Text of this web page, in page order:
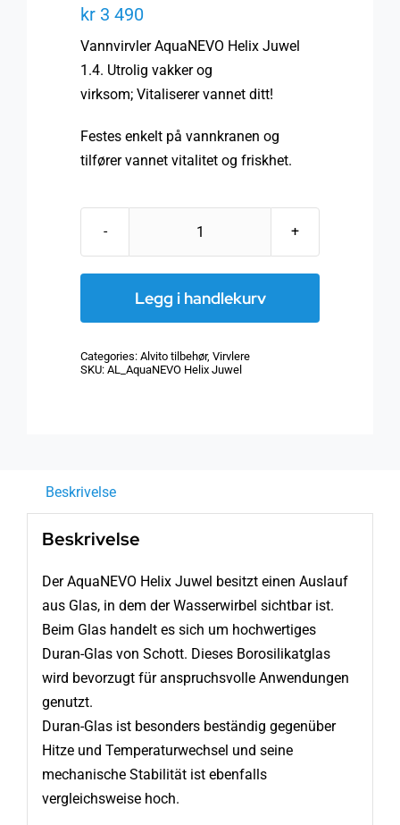
kr 3 490
Vannvirvler AquaNEVO Helix Juwel
1.4. Utrolig vakker og
virksom; Vitaliserer vannet ditt!
Festes enkelt på vannkranen og
tilfører vannet vitalitet og friskhet.
Vannvirvler
Helix
antall
Legg i handlekurv
Categories: Alvito tilbehør, Virvlere
SKU: AL_AquaNEVO Helix Juwel
Beskrivelse
Beskrivelse
Der AquaNEVO Helix Juwel besitzt einen Auslauf
aus Glas, in dem der Wasserwirbel sichtbar ist.
Beim Glas handelt es sich um hochwertiges
Duran-Glas von Schott. Dieses Borosilikatglas
wird bevorzugt für anspruchsvolle Anwendungen
genutzt.
Duran-Glas ist besonders beständig gegenüber
Hitze und Temperaturwechsel und seine
mechanische Stabilität ist ebenfalls
vergleichsweise hoch.